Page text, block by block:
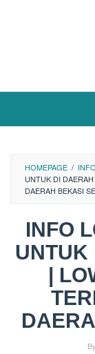
HOMEPAGE /
UNTUK DI
DAERAH BEKASI
INFO
UNTUK
|
By